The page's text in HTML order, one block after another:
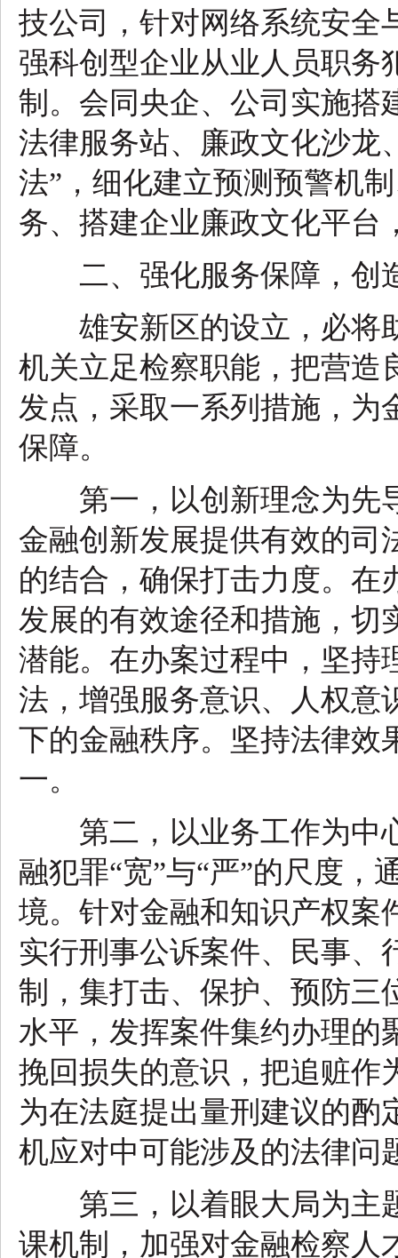
技公司，针对网络系统安全
强科创型企业从业人员职务
制。会同央企、公司实施搭
法律服务站、廉政文化沙龙
法”，细化建立预测预警机
务、搭建企业廉政文化平台
二、强化服务保障，创
雄安新区的设立，必将
机关立足检察职能，把营造
发点，采取一系列措施，为
保障。
第一，以创新理念为先
金融创新发展提供有效的司
的结合，确保打击力度。在
发展的有效途径和措施，切
潜能。在办案过程中，坚持
法，增强服务意识、人权意
下的金融秩序。坚持法律效
一。
第二，以业务工作为中
融犯罪“宽”与“严”的尺度，
境。针对金融和知识产权案
实行刑事公诉案件、民事、
制，集打击、保护、预防三
水平，发挥案件集约办理的
挽回损失的意识，把追赃作
为在法庭提出量刑建议的酌
机应对中可能涉及的法律问
第三，以着眼大局为主
课机制，加强对金融检察人